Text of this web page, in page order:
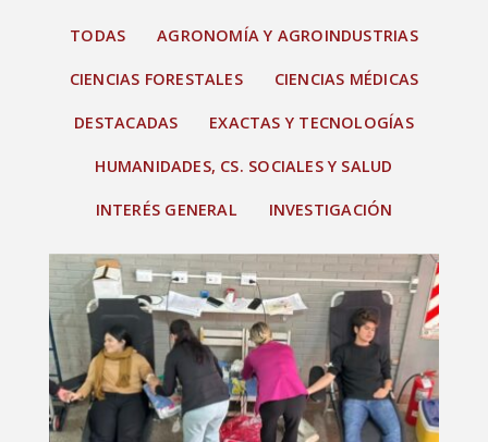
TODAS AGRONOMÍA Y AGROINDUSTRIAS
CIENCIAS FORESTALES CIENCIAS MÉDICAS
DESTACADAS EXACTAS Y TECNOLOGÍAS
HUMANIDADES, CS. SOCIALES Y SALUD
INTERÉS GENERAL INVESTIGACIÓN